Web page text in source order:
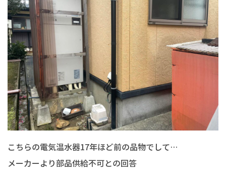
こちらの電気温水器17年ほど前の品物でして…
メーカーより部品供給不可との回答